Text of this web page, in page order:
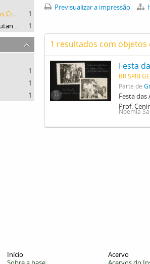
Noêmia Saraiva de Mattos Cruz
1
Grupo Escolar Rural de Butantan
1
1
1
1
Previsualizar a impressão
1 resultados com objetos
BR SPIB
Parte de
Festa
Prof.
Noêmia
Início
Acervo